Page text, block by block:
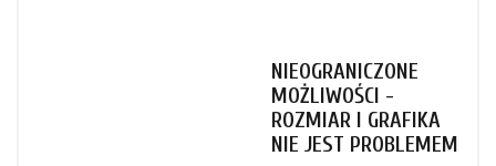
NIEOGRANICZONE
MOŻLIWOŚCI -
ROZMIAR I GRAFIKA
NIE JEST PROBLEMEM